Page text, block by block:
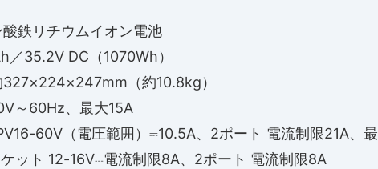
酸鉄リチウムイオン電池
／35.2V DC（1070Wh）
327×224×247mm（約10.8kg）
～60Hz、最大15A
60V（電圧範囲）⎓10.5A、2ポート 電流制限21A、最
ット 12-16V⎓電流制限8A、2ポート 電流制限8A